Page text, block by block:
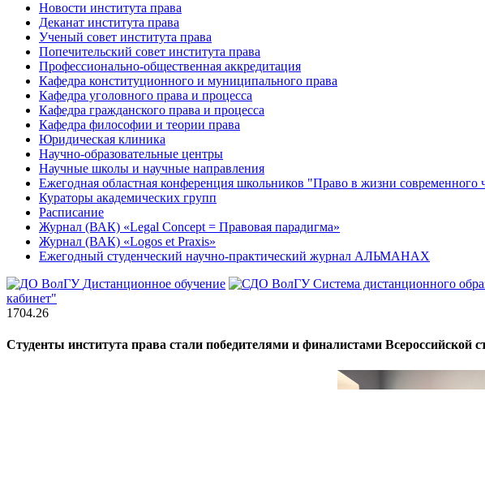
Новости института права
Деканат института права
Ученый совет института права
Попечительский совет института права
Профессионально-общественная аккредитация
Кафедра конституционного и муниципального права
Кафедра уголовного права и процесса
Кафедра гражданского права и процесса
Кафедра философии и теории права
Юридическая клиника
Научно-образовательные центры
Научные школы и научные направления
Ежегодная областная конференция школьников "Право в жизни современного
Кураторы академических групп
Расписание
Журнал (ВАК) «Legal Concept = Правовая парадигма»
Журнал (ВАК) «Logos et Praxis»
Ежегодный студенческий научно-практический журнал АЛЬМАНАХ
Дистанционное обучение
Система дистанционного
кабинет"
1704.26
Студенты института права стали победителями и финалистами Всероссийской